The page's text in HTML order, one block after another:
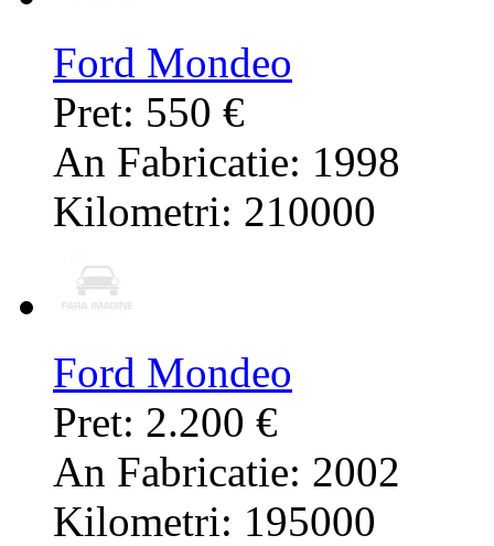
Ford Mondeo
Pret: 550 €
An Fabricatie: 1998
Kilometri: 210000
Ford Mondeo
Pret: 2.200 €
An Fabricatie: 2002
Kilometri: 195000